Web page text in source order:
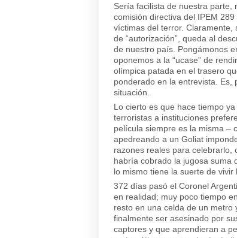
Sería facilista de nuestra parte,
comisión directiva del IPEM
víctimas del terror.
de “autorización”, queda al
de nuestro país. Pongámonos
oponemos a la “ucase” de
olímpica patada en el trasero
ponderado en la entrevista. Es,
situación.
Lo cierto es que hace tiempo
terroristas a instituciones
película siempre es la misma –
apedreando a un Goliat
razones reales para celebrarlo,
habría cobrado la jugosa suma
lo mismo tiene la suerte de vivir
372 días pasó el Coronel
en realidad; muy poco tiempo
resto en una celda de un
finalmente ser asesinado por
captores y que aprendieran a